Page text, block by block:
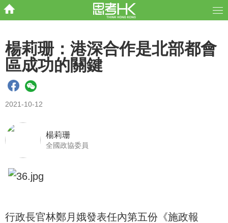
楊莉珊：港深合作是北部都會
區成功的關鍵
2021-10-12
楊莉珊
全國政協委員
行政長官林鄭月娥發表任內第五份《施政報